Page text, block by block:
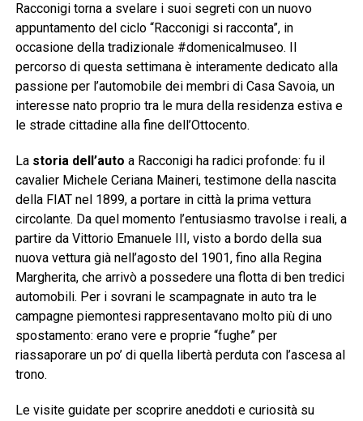
Racconigi torna a svelare i suoi segreti con un nuovo
appuntamento del ciclo “Racconigi si racconta”, in
occasione della tradizionale #domenicalmuseo. Il
percorso di questa settimana è interamente dedicato alla
passione per l’automobile dei membri di Casa Savoia, un
interesse nato proprio tra le mura della residenza estiva e
le strade cittadine alla fine dell’Ottocento.
La storia dell’auto a Racconigi ha radici profonde: fu il
cavalier Michele Ceriana Maineri, testimone della nascita
della FIAT nel 1899, a portare in città la prima vettura
circolante. Da quel momento l’entusiasmo travolse i reali, a
partire da Vittorio Emanuele III, visto a bordo della sua
nuova vettura già nell’agosto del 1901, fino alla Regina
Margherita, che arrivò a possedere una flotta di ben tredici
automobili. Per i sovrani le scampagnate in auto tra le
campagne piemontesi rappresentavano molto più di uno
spostamento: erano vere e proprie “fughe” per
riassaporare un po’ di quella libertà perduta con l’ascesa al
trono.
Le visite guidate per scoprire aneddoti e curiosità su